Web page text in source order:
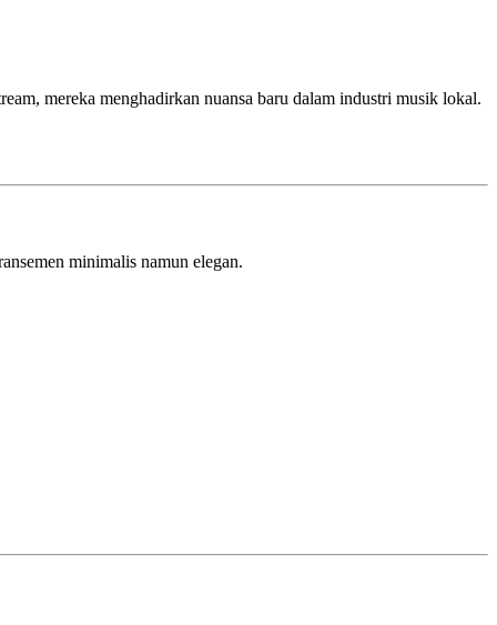
mereka menghadirkan nuansa baru dalam industri musik lokal.
minimalis namun elegan.